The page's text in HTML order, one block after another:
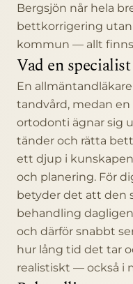
Bergsjön når hela
bettkorrigering utan
kommun — allt
Vad en
En
tandvård, medan en
ortodonti ägnar sig
tänder och rätta
ett djup i
och planering. För
betyder det att den
behandling
och därför snabbt
hur lång tid det tar
realistiskt — också i